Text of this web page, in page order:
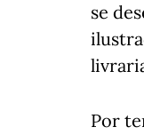
se
Por